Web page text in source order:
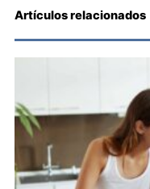
Artículos relacionados